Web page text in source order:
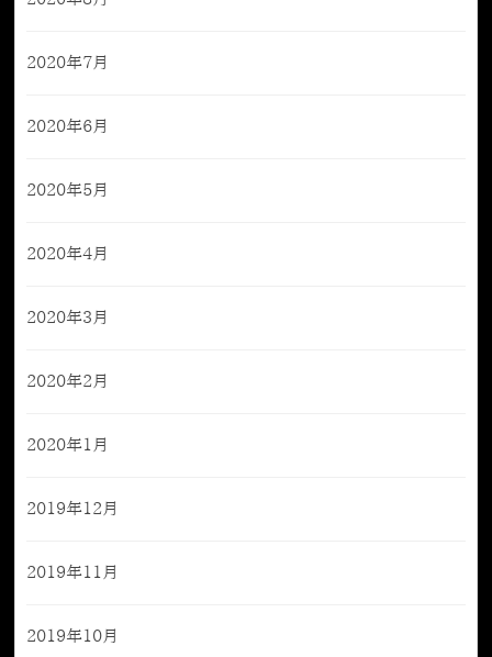
2020年7月
2020年6月
2020年5月
2020年4月
2020年3月
2020年2月
2020年1月
2019年12月
2019年11月
2019年10月